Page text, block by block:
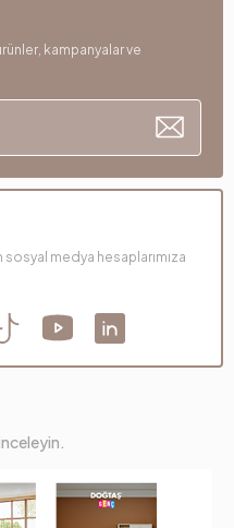
kampanyalar ve
medya hesaplarımıza